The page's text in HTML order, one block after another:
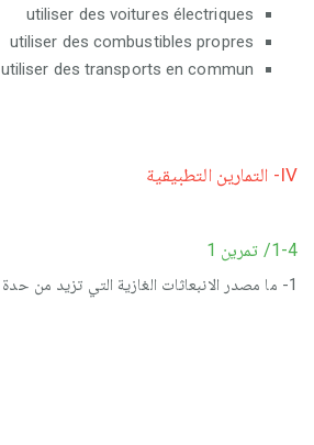
utiliser des voitures électriques
utiliser des combustibles propres
utiliser des transports en commun
IV- التمارين التطبيقية
1-4/ تمرين 1
1- ما مصدر الانبعاثات الغازية التي تزيد من حدة الاحتباس الحراري ؟